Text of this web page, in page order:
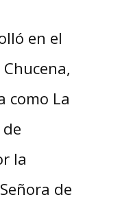
en el
como La
la
de